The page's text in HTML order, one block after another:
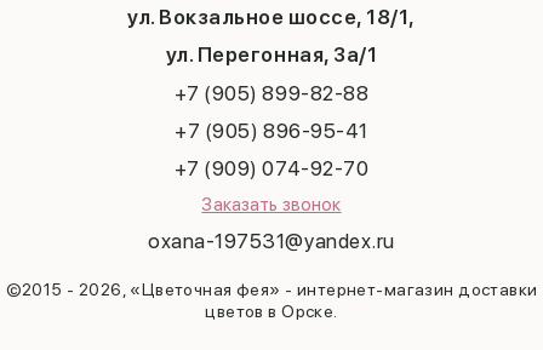
ул. Вокзальное шоссе, 18/1,
ул. Перегонная, 3а/1
+7 (905) 899-82-88
+7 (905) 896-95-41
+7 (909) 074-92-70
Заказать звонок
oxana-197531@yandex.ru
©2015 - 2026, «Цветочная фея» - интернет-магазин доставки
цветов в Орске.
Рождество